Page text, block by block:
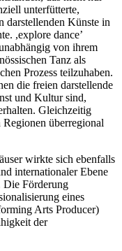
unterfütterte,
darstellenden Künste in
,explore dance’
von ihrem
Tanz als
Prozess teilzuhaben.
die freien darstellende
und Kultur sind,
Gleichzeitig
überregional
wirkte sich ebenfalls
internationaler Ebene
Die Förderung
eines
Arts Producer)
der